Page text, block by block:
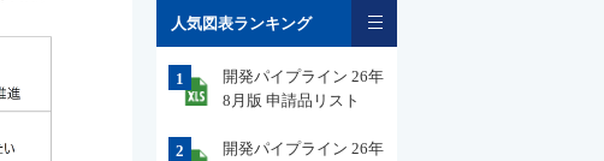
人気図表ランキング
1
開発パイプライン 26年
8月版 申請品リスト
2
開発パイプライン 26年